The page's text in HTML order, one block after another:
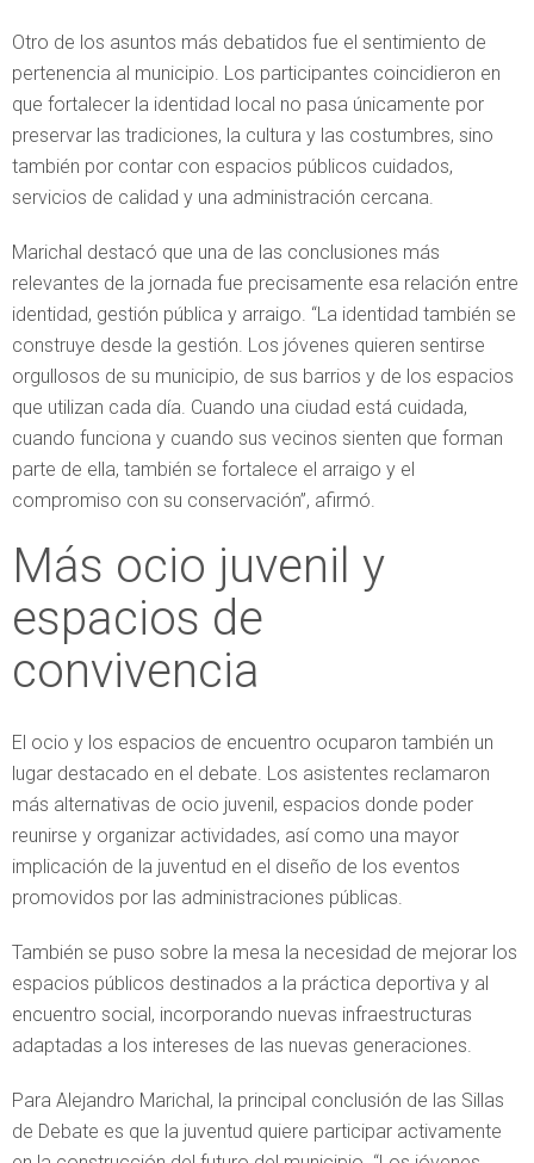
Otro de los asuntos más debatidos fue el sentimiento de
pertenencia al municipio. Los participantes coincidieron en
que fortalecer la identidad local no pasa únicamente por
preservar las tradiciones, la cultura y las costumbres, sino
también por contar con espacios públicos cuidados,
servicios de calidad y una administración cercana.
Marichal destacó que una de las conclusiones más
relevantes de la jornada fue precisamente esa relación entre
identidad, gestión pública y arraigo. “La identidad también se
construye desde la gestión. Los jóvenes quieren sentirse
orgullosos de su municipio, de sus barrios y de los espacios
que utilizan cada día. Cuando una ciudad está cuidada,
cuando funciona y cuando sus vecinos sienten que forman
parte de ella, también se fortalece el arraigo y el
compromiso con su conservación”, afirmó.
Más ocio juvenil y
espacios de
convivencia
El ocio y los espacios de encuentro ocuparon también un
lugar destacado en el debate. Los asistentes reclamaron
más alternativas de ocio juvenil, espacios donde poder
reunirse y organizar actividades, así como una mayor
implicación de la juventud en el diseño de los eventos
promovidos por las administraciones públicas.
También se puso sobre la mesa la necesidad de mejorar los
espacios públicos destinados a la práctica deportiva y al
encuentro social, incorporando nuevas infraestructuras
adaptadas a los intereses de las nuevas generaciones.
Para Alejandro Marichal, la principal conclusión de las Sillas
de Debate es que la juventud quiere participar activamente